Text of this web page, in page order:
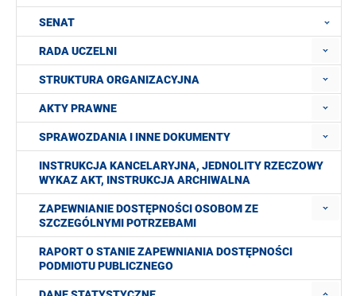
SENAT
RADA UCZELNI
STRUKTURA ORGANIZACYJNA
AKTY PRAWNE
SPRAWOZDANIA I INNE DOKUMENTY
INSTRUKCJA KANCELARYJNA, JEDNOLITY RZECZOWY
WYKAZ AKT, INSTRUKCJA ARCHIWALNA
ZAPEWNIANIE DOSTĘPNOŚCI OSOBOM ZE
SZCZEGÓLNYMI POTRZEBAMI
RAPORT O STANIE ZAPEWNIANIA DOSTĘPNOŚCI
PODMIOTU PUBLICZNEGO